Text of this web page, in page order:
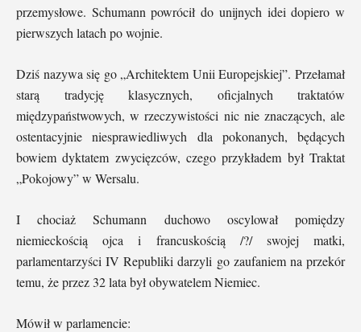
przemysłowe. Schumann powrócił do unijnych idei dopiero w
pierwszych latach po wojnie.
Dziś nazywa się go „Architektem Unii Europejskiej”. Przełamał
starą tradycję klasycznych, oficjalnych traktatów
międzypaństwowych, w rzeczywistości nic nie znaczących, ale
ostentacyjnie niesprawiedliwych dla pokonanych, będących
bowiem dyktatem zwycięzców, czego przykładem był Traktat
„Pokojowy” w Wersalu.
I chociaż Schumann duchowo oscylował pomiędzy
niemieckością ojca i francuskością /?/ swojej matki,
parlamentarzyści IV Republiki darzyli go zaufaniem na przekór
temu, że przez 32 lata był obywatelem Niemiec.
Mówił w parlamencie: